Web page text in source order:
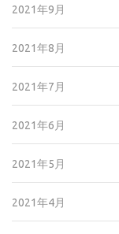
2021年9月
2021年8月
2021年7月
2021年6月
2021年5月
2021年4月